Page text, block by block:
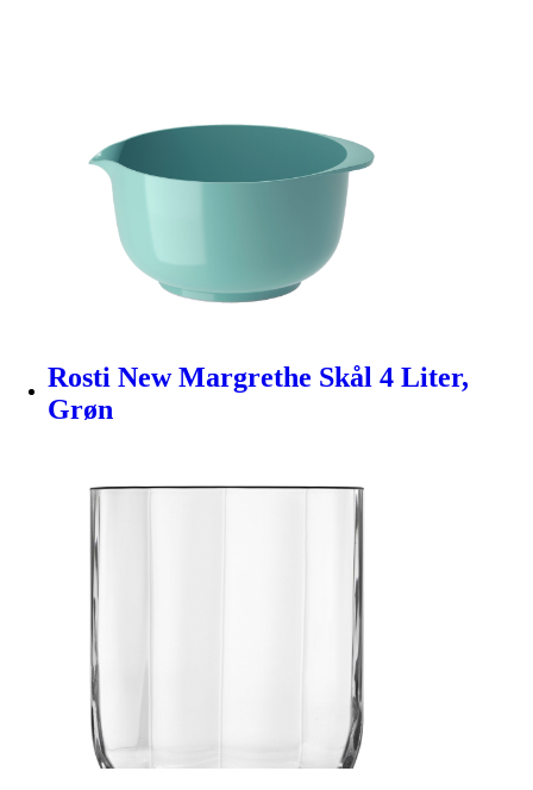
Rosti New Margrethe Skål 4 Liter,
Grøn